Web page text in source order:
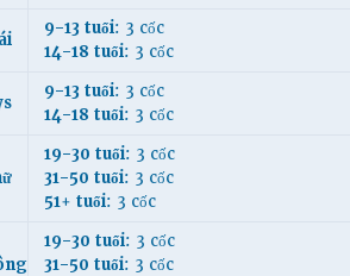
9-13 tuổi: 3 cốc
14-18 tuổi: 3 cốc
9-13 tuổi: 3 cốc
14-18 tuổi: 3 cốc
19-30 tuổi: 3 cốc
31-50 tuổi: 3 cốc
51+ tuổi: 3 cốc
19-30 tuổi: 3 cốc
31-50 tuổi: 3 cốc